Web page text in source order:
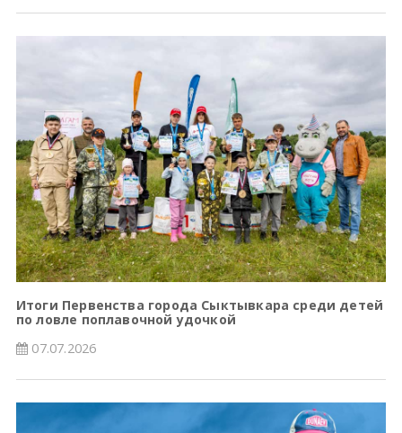
Итоги Первенства города Сыктывкара среди детей
по ловле поплавочной удочкой
07.07.2026